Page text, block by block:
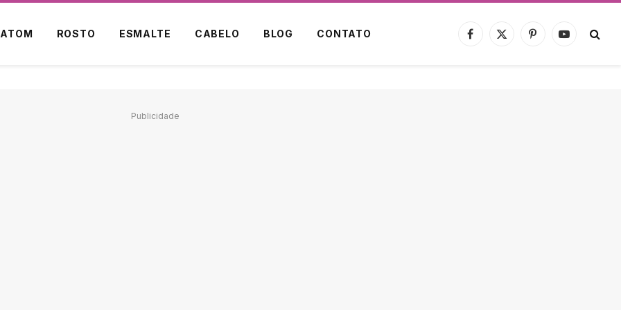
ROSTO ESMALTE CABELO BLOG CONTATO
Facebook
X
PinterestYouTube
Publicidade